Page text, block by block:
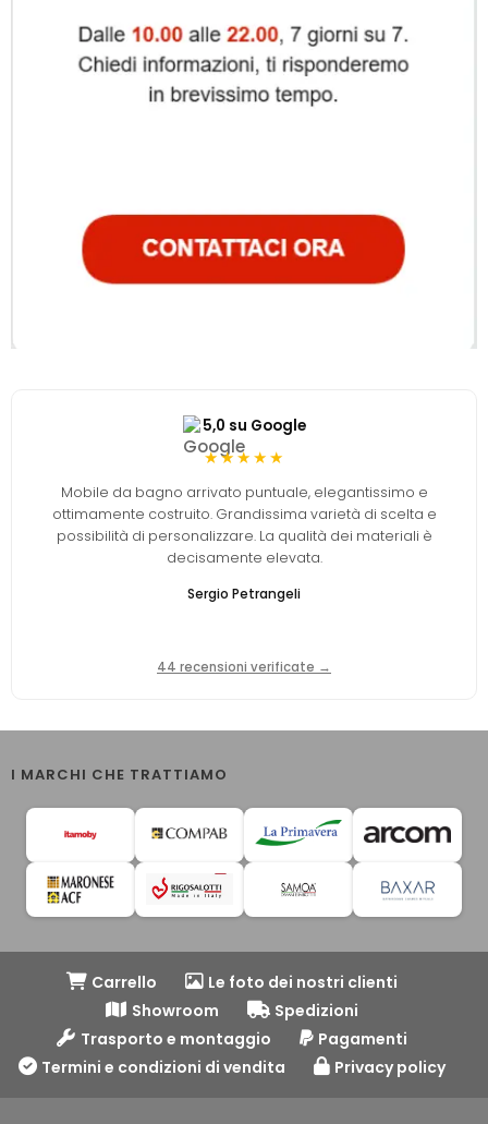
5,0 su Google
★★★★★
Mobile da bagno arrivato puntuale, elegantissimo e
ottimamente costruito. Grandissima varietà di scelta e
possibilità di personalizzare. La qualità dei materiali è
decisamente elevata.
Sergio Petrangeli
44 recensioni verificate →
I MARCHI CHE TRATTIAMO
Carrello
Le foto dei nostri clienti
Showroom
Spedizioni
Trasporto e montaggio
Pagamenti
Termini e condizioni di vendita
Privacy policy